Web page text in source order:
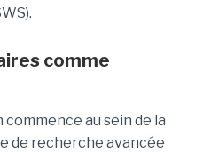
comme
au sein de la
de recherche avancée